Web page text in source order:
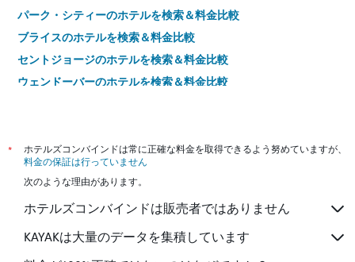
パーク・シティーのホテルを検索＆料金比較
ブライスのホテルを検索＆料金比較
セントジョージのホテルを検索＆料金比較
ウェンドーバーのホテルを検索＆料金比較
オレムのホテルを検索＆料金比較
ローガンのホテルを検索＆料金比較
サウス ジョーダンのホテルを検索＆料金比較
レイトンのホテルを検索＆料金比較
トーリーのホテルを検索＆料金比較
*
ホテルズコンバインドは常に正確な料金を取得できるよう努めていますが、
料金の保証は行っていません
次のような理由があります。
ホテルズコンバインドは販売者ではありません
KAYAKは大量のデータを集積しています